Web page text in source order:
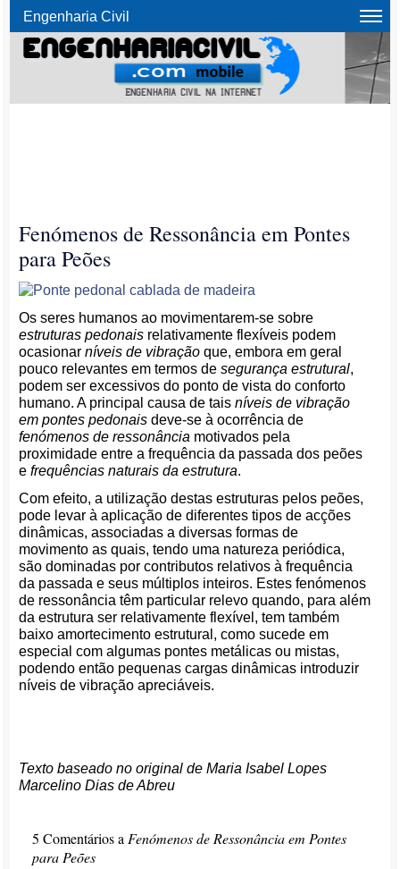
Engenharia Civil
Fenómenos de Ressonância em Pontes
para Peões
Os seres humanos ao movimentarem-se sobre
estruturas pedonais relativamente flexíveis podem
ocasionarníveis de vibração que, embora em geral
pouco relevantes em termos desegurança estrutural,
podem ser excessivos do ponto de vista do conforto
humano. A principal causa de taisníveis de vibração
em pontes pedonais deve-se à ocorrência de
fenómenos de ressonância motivados pela
proximidade entre a frequência da passada dos peões
efrequências naturais da estrutura.
Com efeito, a utilização destas estruturas pelos peões,
pode levar à aplicação de diferentes tipos de acções
dinâmicas, associadas a diversas formas de
movimento as quais, tendo uma natureza periódica,
são dominadas por contributos relativos à frequência
da passada e seus múltiplos inteiros. Estes fenómenos
de ressonância têm particular relevo quando, para além
da estrutura ser relativamente flexível, tem também
baixo amortecimento estrutural, como sucede em
especial com algumas pontes metálicas ou mistas,
podendo então pequenas cargas dinâmicas introduzir
níveis de vibração apreciáveis.
Texto baseado no original deMaria Isabel Lopes
Marcelino Dias de Abreu
5 Comentários a Fenómenos de Ressonância em Pontes
para Peões